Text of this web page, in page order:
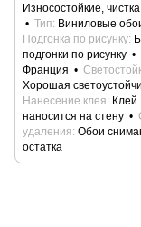
Износостойкие,
Тип Виниловые
Подгонка по рисунку
подгонки по рисунку
Франция
Хорошая
Нанесение клея Клей
наносится на стену
удаления Обои
остатка